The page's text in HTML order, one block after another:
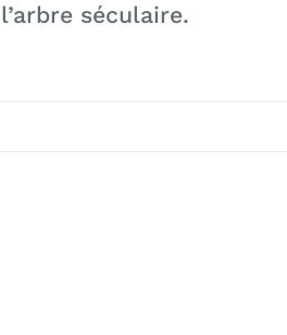
séculaire.